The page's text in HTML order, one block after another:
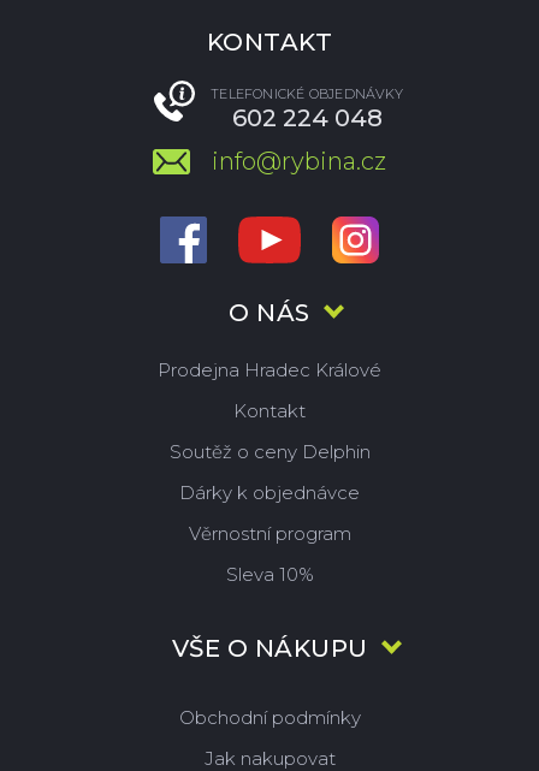
O NÁS
Prodejna Hradec Králové
Kontakt
Soutěž o ceny Delphin
Dárky k objednávce
Věrnostní program
Sleva 10%
VŠE O NÁKUPU
Obchodní podmínky
Jak nakupovat
KONTAKT
TELEFONICKÉ OBJEDNÁVKY
602 224 048
info@rybina.cz